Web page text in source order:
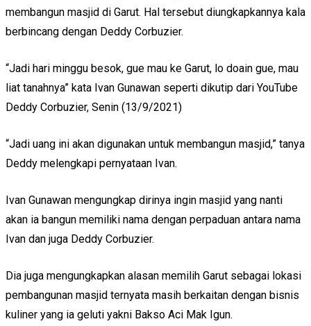
membangun masjid di Garut. Hal tersebut diungkapkannya kala
berbincang dengan Deddy Corbuzier.
“Jadi hari minggu besok, gue mau ke Garut, lo doain gue, mau
liat tanahnya” kata Ivan Gunawan seperti dikutip dari YouTube
Deddy Corbuzier, Senin (13/9/2021)
“Jadi uang ini akan digunakan untuk membangun masjid,” tanya
Deddy melengkapi pernyataan Ivan.
Ivan Gunawan mengungkap dirinya ingin masjid yang nanti
akan ia bangun memiliki nama dengan perpaduan antara nama
Ivan dan juga Deddy Corbuzier.
Dia juga mengungkapkan alasan memilih Garut sebagai lokasi
pembangunan masjid ternyata masih berkaitan dengan bisnis
kuliner yang ia geluti yakni Bakso Aci Mak Igun.